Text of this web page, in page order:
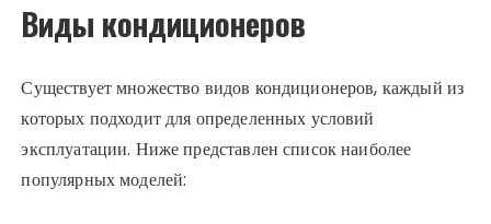
Виды кондиционеров
Существует множество видов кондиционеров, каждый из
которых подходит для определенных условий
эксплуатации. Ниже представлен список наиболее
популярных моделей: